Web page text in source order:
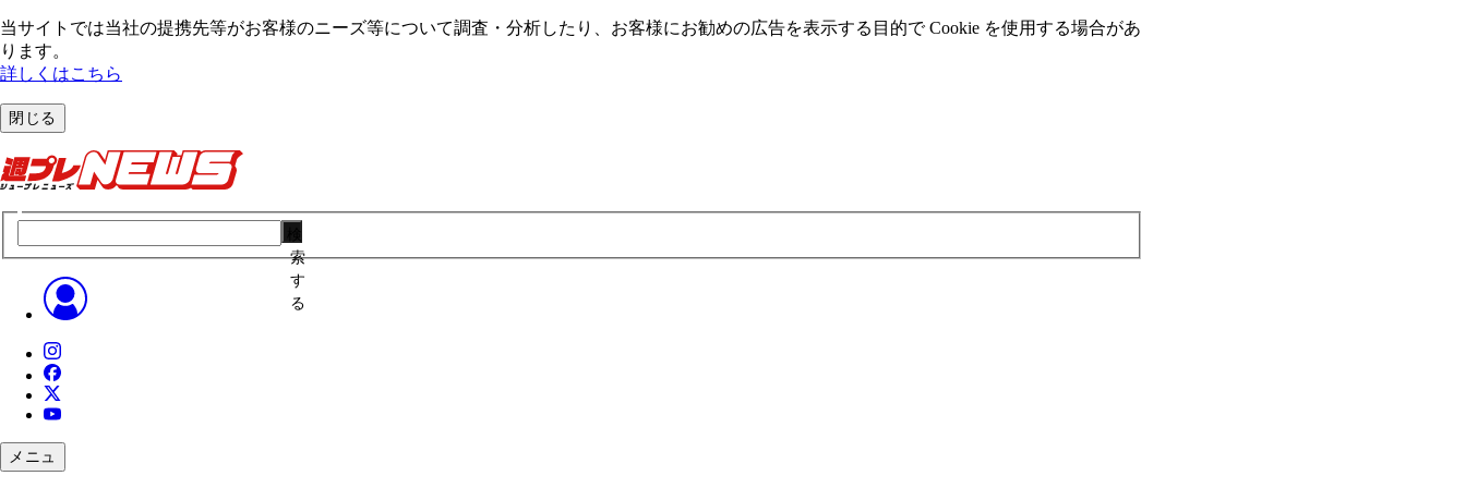
当サイトでは当社の提携先等がお客様のニーズ等について調査・分析したり、お客様にお勧めの広告を表⽰する⽬的で Cookie を使⽤する場合があ
ります。
詳しくはこちら
閉じる
索
す
る
メニュ